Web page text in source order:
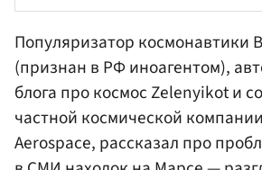
Популяризатор космонавтики
(признан в РФ иноагентом),
блога про космос Zelenyikot и
частной космической
Aerospace, рассказал про